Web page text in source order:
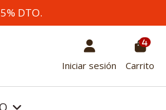
DTO.
Iniciar sesión
4
Carrito